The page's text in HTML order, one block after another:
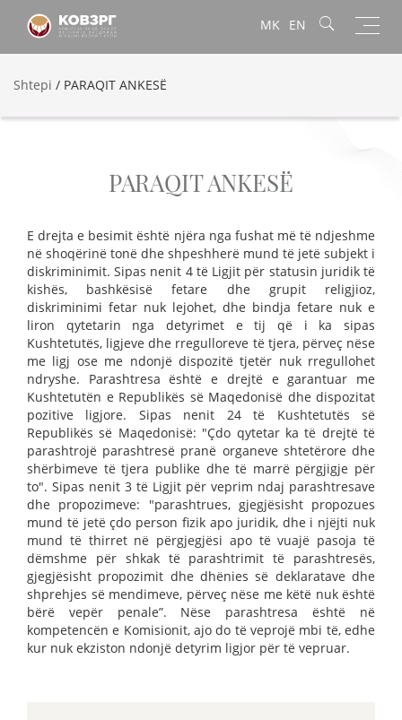
MK EN
Shtepi / PARAQIT ANKESË
PARAQIT ANKESË
E drejta e besimit është njëra nga fushat më të ndjeshme
në shoqërinë tonë dhe shpeshherë mund të jetë subjekt i
diskriminimit. Sipas nenit 4 të Ligjit për statusin juridik të
kishës, bashkësisë fetare dhe grupit religjioz,
diskriminimi fetar nuk lejohet, dhe bindja fetare nuk e
liron qytetarin nga detyrimet e tij që i ka sipas
Kushtetutës, ligjeve dhe rregulloreve të tjera, përveç nëse
me ligj ose me ndonjë dispozitë tjetër nuk rregullohet
ndryshe. Parashtresa është e drejtë e garantuar me
Kushtetutën e Republikës së Maqedonisë dhe dispozitat
pozitive ligjore. Sipas nenit 24 të Kushtetutës së
Republikës së Maqedonisë: "Çdo qytetar ka të drejtë të
parashtrojë parashtresë pranë organeve shtetërore dhe
shërbimeve të tjera publike dhe të marrë përgjigje për
to". Sipas nenit 3 të Ligjit për veprim ndaj parashtresave
dhe propozimeve: "parashtrues, gjegjësisht propozues
mund të jetë çdo person fizik apo juridik, dhe i njëjti nuk
mund të thirret në përgjegjësi apo të vuajë pasoja të
dëmshme për shkak të parashtrimit të parashtresës,
gjegjësisht propozimit dhe dhënies së deklaratave dhe
shprehjes së mendimeve, përveç nëse me këtë nuk është
bërë vepër penale”. Nëse parashtresa është në
kompetencën e Komisionit, ajo do të veprojë mbi të, edhe
kur nuk ekziston ndonjë detyrim ligjor për të vepruar.